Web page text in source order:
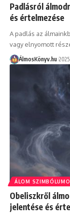
Padlásról
és értelmezése
A padlás az
vagy elnyomott
ÁlmosKönyv.hu
ÁLOM
Obeliszkről
jelentése és